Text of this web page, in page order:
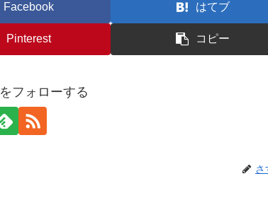
Facebook はてブ
Pinterest コピー
フォローする
さ